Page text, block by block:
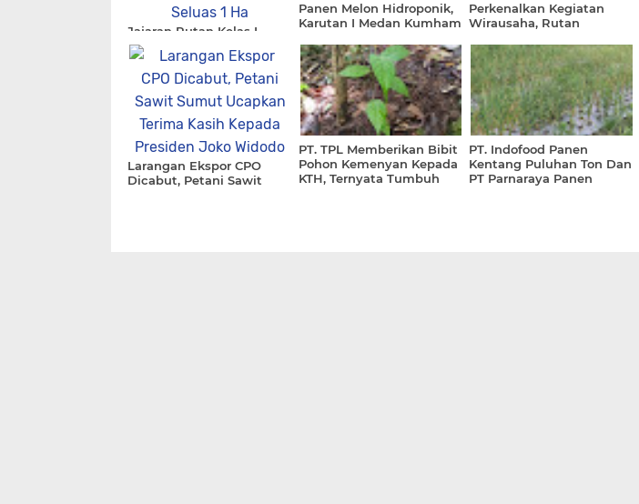
Jajaran Rutan Kelas I
Labuhan Deli Bersama
WBP, Masyarakat Sekitar
Melakukan Panen Raya
Jagung Seluas 1 Ha
Panen Melon Hidroponik,
Karutan I Medan Kumham
Menggugah Selera
Perkenalkan Kegiatan
Wirausaha, Rutan
Poltekip Ke Lahan Jagung
Larangan Ekspor CPO
Dicabut, Petani Sawit
PT. TPL Memberikan Bibit
Pohon Kemenyan Kepada
KTH, Ternyata Tumbuh
PT. Indofood Panen
Kentang Puluhan Ton Dan
PT Parnaraya Panen